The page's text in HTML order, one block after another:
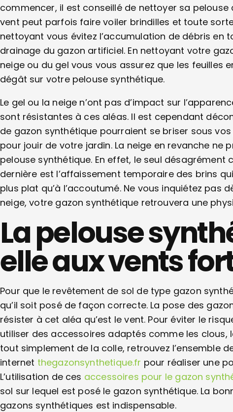
commencer, il est conseillé de nettoyer sa
vent peut parfois faire voiler brindilles et toute
nettoyant vous évitez l’accumulation de débris
drainage du gazon artificiel. En nettoyant votre
neige ou du gel vous vous assurez que les
dégât sur votre pelouse synthétique.
Le gel ou la neige n’ont pas d’impact sur
sont résistantes à ces aléas. Il est cependant
de gazon synthétique pourraient se briser sous
pour jouir de votre jardin. La neige en revanche
pelouse synthétique. En effet, le seul
dernière est l’affaissement temporaire des brins
plus plat qu’à l’accoutumé. Ne vous inquiétez
neige, votre gazon synthétique retrouvera une
La pelouse
elle aux vents
Pour que le revêtement de sol de type gazon
qu’il soit posé de façon correcte. La pose des
résister à cet aléa qu’est le vent. Pour éviter le
utiliser des accessoires adaptés comme les
tout simplement de la colle, retrouvez l’ensemble
internet thegazonsynthetique.fr pour réaliser une
L’utilisation de ces accessoires pour le gazon
sol sur lequel est posé le gazon synthétique. La
gazons synthétiques est indispensable.